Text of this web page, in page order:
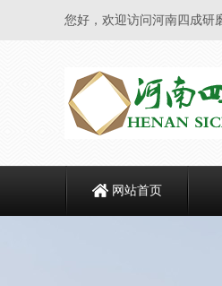
您好，欢迎访问河南四成研
网站首页